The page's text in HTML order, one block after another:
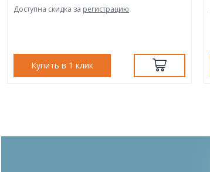
Доступна скидка за регистрацию
Купить в 1 клик